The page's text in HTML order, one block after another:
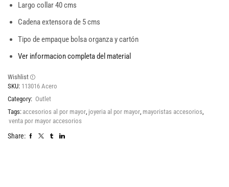
Largo collar 40 cms
Cadena extensora de 5 cms
Tipo de empaque bolsa organza y cartón
Ver informacion completa del material
Wishlist
SKU: 113016 Acero
Category: Outlet
Tags: accesorios al por mayor joyeria al por mayor mayoristas accesorios
venta por mayor accesorios
Share: